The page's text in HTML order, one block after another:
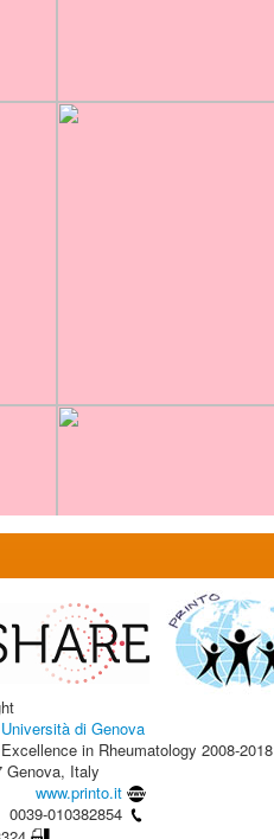
Università di Genova
in Rheumatology 2008-2018
Genova, Italy
www.printo.it